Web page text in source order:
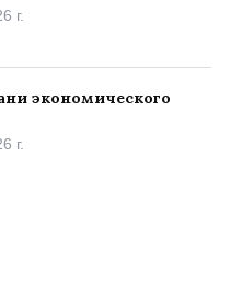
г.
экономического
г.